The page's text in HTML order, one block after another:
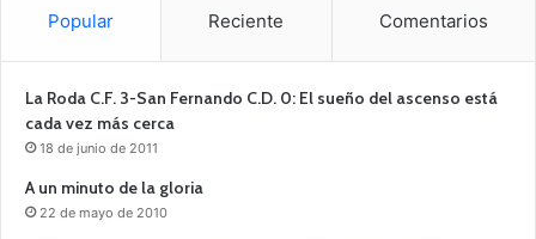
Popular Reciente Comentarios
La Roda C.F. 3-San Fernando C.D. 0: El sueño del ascenso está
cada vez más cerca
18 de junio de 2011
A un minuto de la gloria
22 de mayo de 2010